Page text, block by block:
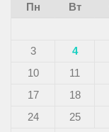
Пн
Вт
3
4
10
11
17
18
24
25